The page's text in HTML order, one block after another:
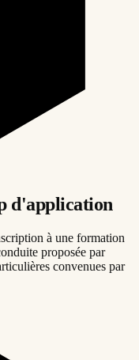
d'application
à une formation
proposée par
convenues par